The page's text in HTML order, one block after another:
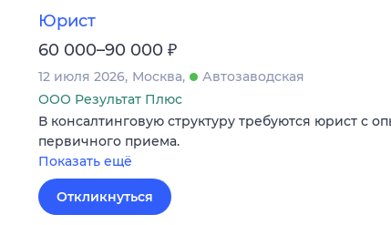
Юрист
60 000–90 000 ₽
12 июля 2026 Москва
Автозаводская
ООО Результат Плюс
В консалтинговую структуру требуются юрист с
первичного приема.
Показать ещё
Откликнуться